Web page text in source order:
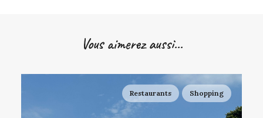
Vous aimerez aussi...
Restaurants Shopping